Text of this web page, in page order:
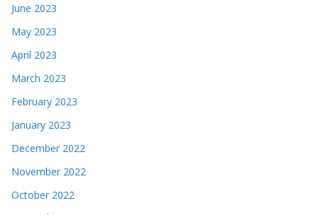
June 2023
May 2023
April 2023
March 2023
February 2023
January 2023
December 2022
November 2022
October 2022